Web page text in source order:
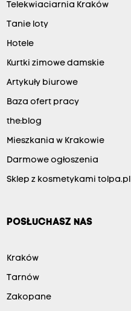
Telekwiaciarnia Kraków
Tanie loty
Hotele
Kurtki zimowe damskie
Artykuły biurowe
Baza ofert pracy
the:blog
Mieszkania w Krakowie
Darmowe ogłoszenia
Sklep z kosmetykami tolpa.pl
POSŁUCHASZ NAS
Kraków
Tarnów
Zakopane